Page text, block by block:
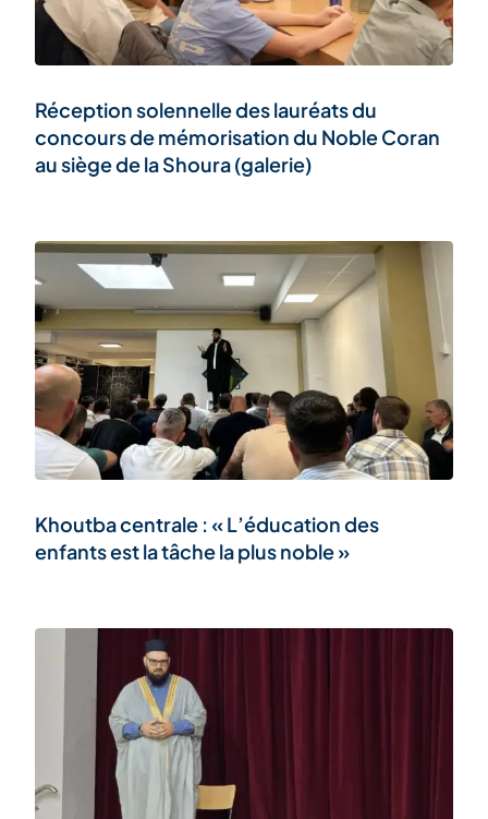
Réception solennelle des lauréats du
concours de mémorisation du Noble Coran
au siège de la Shoura (galerie)
Khoutba centrale : « L’éducation des
enfants est la tâche la plus noble »